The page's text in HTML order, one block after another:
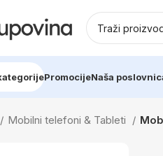
PromocijeNaša
Mobilni telefoni & Tableti